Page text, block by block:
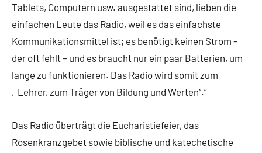
Tablets, Computern usw. ausgestattet sind, lieben die
einfachen Leute das Radio, weil es das einfachste
Kommunikationsmittel ist; es benötigt keinen Strom –
der oft fehlt – und es braucht nur ein paar Batterien, um
lange zu funktionieren. Das Radio wird somit zum
‚Lehrer, zum Träger von Bildung und Werten‘‘.“
Das Radio überträgt die Eucharistiefeier, das
Rosenkranzgebet sowie biblische und katechetische